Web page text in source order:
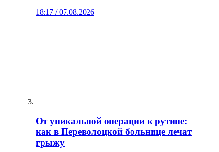
18:17 / 07.08.2026
От уникальной операции к рутине:
как в Переволоцкой больнице лечат
грыжу